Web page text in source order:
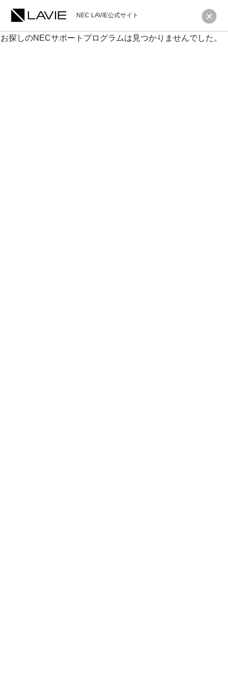
NEC LAVIE公式サイト
お探しのNECサポートプログラムは見つかりませんでした。